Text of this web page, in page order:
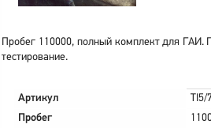
Пробег 110000, полный комплект для ГАИ.
тестирование.
Артикул
TI5/
Пробег